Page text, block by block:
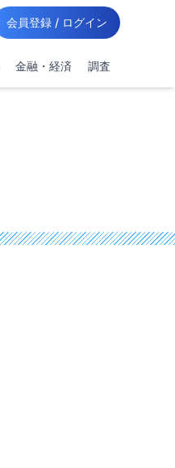
会員登録 / ログイン
金融・経済 調査